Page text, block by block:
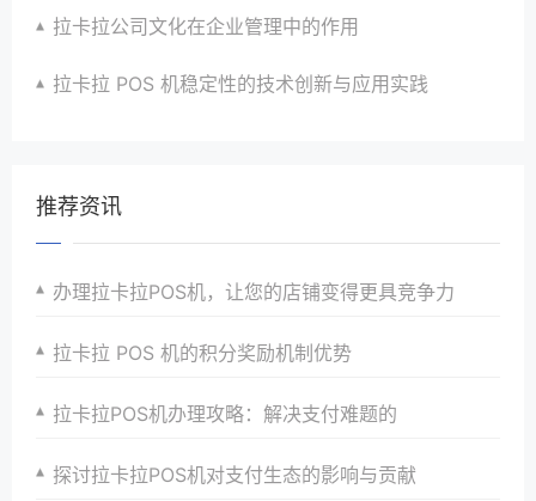
拉卡拉公司文化在企业管理中的作用
拉卡拉 POS 机稳定性的技术创新与应用实践
推荐资讯
办理拉卡拉POS机，让您的店铺变得更具竞争力
拉卡拉 POS 机的积分奖励机制优势
拉卡拉POS机办理攻略：解决支付难题的
探讨拉卡拉POS机对支付生态的影响与贡献